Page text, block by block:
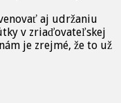
aj udržaniu
v zriaďovateľskej
je zrejmé, že to už